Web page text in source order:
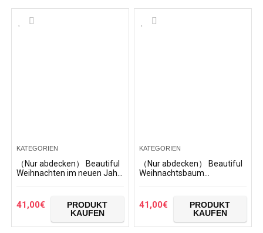
KATEGORIEN
（Nur abdecken） Beautiful
Weihnachten im neuen Jahr
reisegepäck auf…
41,00€
PRODUKT
KAUFEN
KATEGORIEN
（Nur abdecken） Beautiful
Weihnachtsbaum
Protector case Fall
reisegepäck auf…
41,00€
PRODUKT
KAUFEN